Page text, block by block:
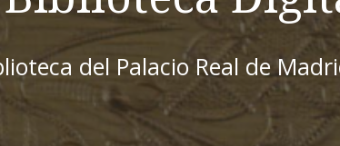
del Palacio Real de